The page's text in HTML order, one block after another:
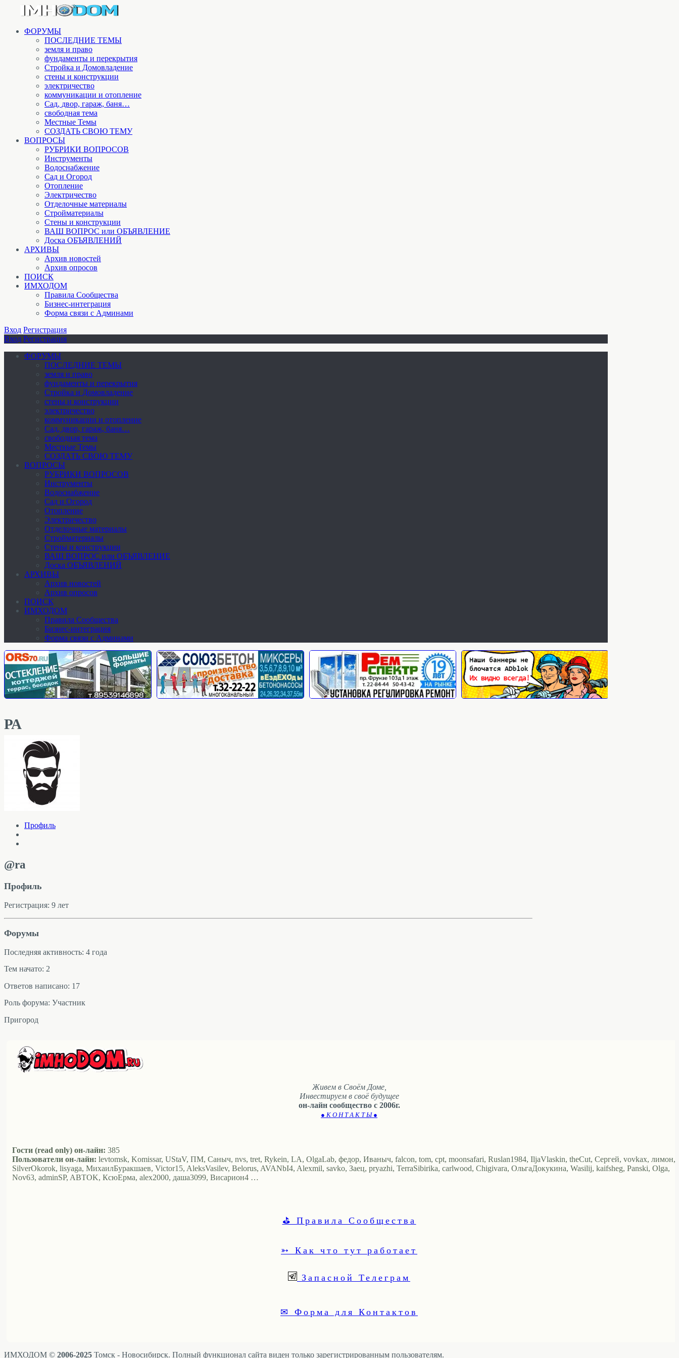
ФОРУМЫ
ПОСЛЕДНИЕ ТЕМЫ
земля и право
фундаменты и перекрытия
Стройка и Домовладение
стены и конструкции
электричество
коммуникации и отопление
Cад, двор, гараж, баня…
свободная тема
Местные Темы
СОЗДАТЬ СВОЮ ТЕМУ
ВОПРОСЫ
РУБРИКИ ВОПРОСОВ
Инструменты
Водоснабжение
Сад и Огород
Отопление
Электричество
Отделочные материалы
Стройматериалы
Стены и конструкции
ВАШ ВОПРОС или ОБЪЯВЛЕНИЕ
Доска ОБЪЯВЛЕНИЙ
АРХИВЫ
Архив новостей
Архив опросов
ПОИСК
ИМХОДОМ
Правила Сообщества
Бизнес-интеграция
Форма связи с Админами
Вход Регистрация
Вход Регистрация
ФОРУМЫ
ПОСЛЕДНИЕ ТЕМЫ
земля и право
фундаменты и перекрытия
Стройка и Домовладение
стены и конструкции
электричество
коммуникации и отопление
Cад, двор, гараж, баня…
свободная тема
Местные Темы
СОЗДАТЬ СВОЮ ТЕМУ
ВОПРОСЫ
РУБРИКИ ВОПРОСОВ
Инструменты
Водоснабжение
Сад и Огород
Отопление
Электричество
Отделочные материалы
Стройматериалы
Стены и конструкции
ВАШ ВОПРОС или ОБЪЯВЛЕНИЕ
Доска ОБЪЯВЛЕНИЙ
АРХИВЫ
Архив новостей
Архив опросов
ПОИСК
ИМХОДОМ
Правила Сообщества
Бизнес-интеграция
Форма связи с Админами
РА
Профиль
@ra
Профиль
Регистрация: 9 лет
Форумы
Последняя активность: 4 года
Тем начато: 2
Ответов написано: 17
Роль форума: Участник
Пригород
Живем в Своём Доме,
Инвестируем в своё будущее
он-лайн сообщество с 2006г.
● К О Н Т А К Т Ы ●
Гости (read only) он-лайн: 385
Пользователи он-лайн: levtomsk, Komissar, UStaV, ПМ, Саныч, nvs, tret, Rykein, LA, OlgaLab, федор, Иваныч, falcon, tom, cpt, moonsafari, Ruslan1984, IljaVlaskin, theCut, Сергей, vovkax, лимон,
SilverOkorok, lisyaga, МихаилБуракшаев, Victor15, AleksVasilev, Belorus, AVANbI4, Alexmil, savko, Заец, pryazhi, TerraSibirika, carlwood, Chigivara, ОльгаДокукина, Wasilij, kaifsheg, Panski, Olga,
Nov63, adminSP, ABTOK, КсюЕрма, alex2000, даша3099, Висариoн4 …
⛳ Правила Сообщества
➳ Как что тут работает
Запасной Телеграм
✉ Форма для Контактов
ИМХОДОМ © 2006-2025 Томск - Новосибирск. Полный функционал сайта виден только зарегистрированным пользователям.